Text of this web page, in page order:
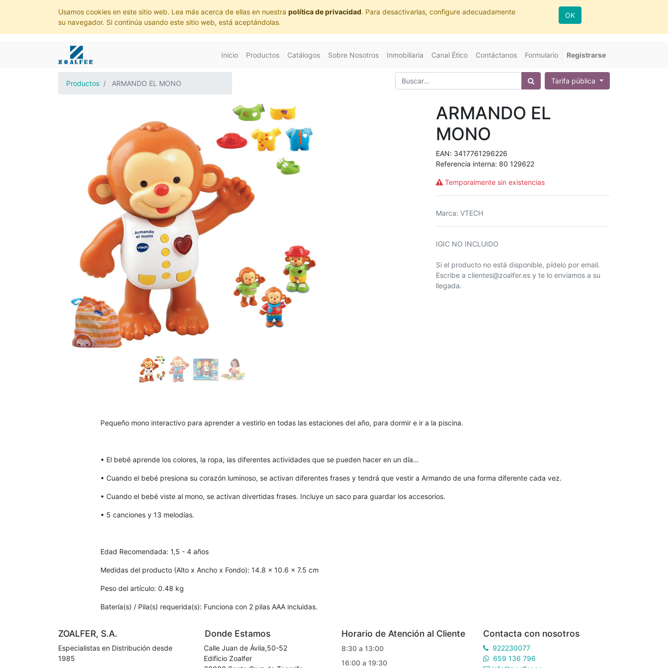
Usamos cookies en este sitio web. Lea más acerca de ellas en nuestra política de privacidad. Para desactivarlas, configure adecuadamente
su navegador. Si continúa usando este sitio web, está aceptándolas.
OK
Inicio Productos Catálogos Sobre Nosotros Inmobiliaria Canal Ético Contáctanos Formulario Registrarse
Productos ARMANDO EL MONO Tarifa pública
ARMANDO EL
MONO
EAN: 3417761296226
Referencia interna: 80 129622
Temporalmente sin existencias
Marca: VTECH
IGIC NO INCLUIDO
Si el producto no está disponible, pídelo por email.
Escribe a clientes@zoalfer.es y te lo enviamos a su
llegada.
Pequeño mono interactivo para aprender a vestirlo en todas las estaciones del año, para dormir e ir a la piscina.
• El bebé aprende los colores, la ropa, las diferentes actividades que se pueden hacer en un día…
• Cuando el bebé presiona su corazón luminoso, se activan diferentes frases y tendrá que vestir a Armando de una forma diferente cada vez.
• Cuando el bebé viste al mono, se activan divertidas frases. Incluye un saco para guardar los accesorios.
• 5 canciones y 13 melodías.
Edad Recomendada: 1,5 - 4 años
Medidas del producto (Alto x Ancho x Fondo): 14.8 x 10.6 x 7.5 cm
Peso del artículo: 0.48 kg
Batería(s) / Pila(s) requerida(s): Funciona con 2 pilas AAA incluidas.
ZOALFER, S.A.
Especialistas en Distribución desde
1985
Donde Estamos
Calle Juan de Ávila,50-52
Edificio Zoalfer
Horario de Atención al Cliente
8:30 a 13:00
16:00 a 19:30
Contacta con nosotros
922230077
659 136 796